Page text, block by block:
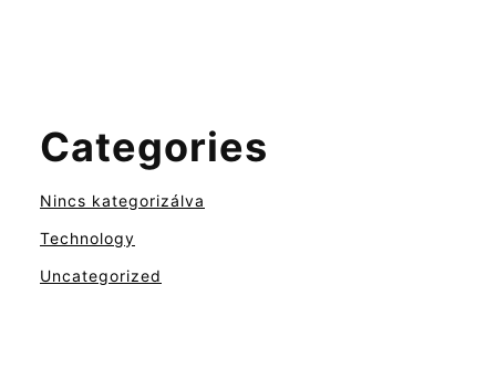
Categories
Nincs kategorizálva
Technology
Uncategorized